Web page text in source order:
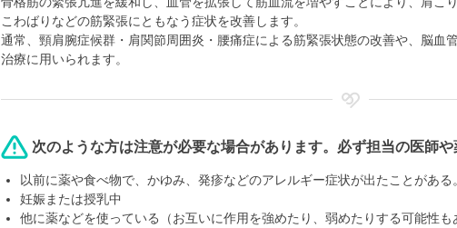
こわばりなどの筋緊張にともなう症状を改善します。
通常、頸肩腕症候群・肩関節周囲炎・腰痛症による筋緊張状態の改善や、脳血
治療に用いられます。
次のような方は注意が必要な場合があります。必ず担当の医師や
以前に薬や食べ物で、かゆみ、発疹などのアレルギー症状が出たことがある。
妊娠または授乳中
他に薬などを使っている（お互いに作用を強めたり、弱めたりする可能性